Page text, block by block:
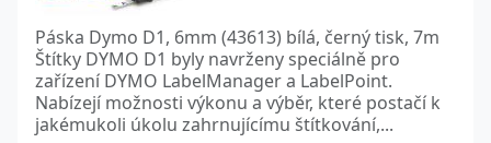
Páska Dymo D1, 6mm (43613) bílá, černý tisk, 7m
Štítky DYMO D1 byly navrženy speciálně pro
zařízení DYMO LabelManager a LabelPoint.
Nabízejí možnosti výkonu a výběr, které postačí k
jakémukoli úkolu zahrnujícímu štítkování,...